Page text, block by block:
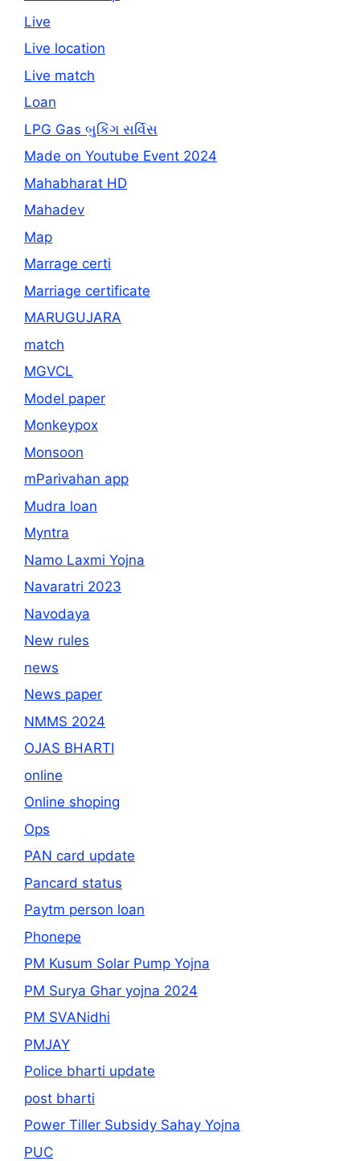
Live
Live location
Live match
Loan
LPG Gas બુકિંગ સર્વિસ
Made on Youtube Event 2024
Mahabharat HD
Mahadev
Map
Marrage certi
Marriage certificate
MARUGUJARA
match
MGVCL
Model paper
Monkeypox
Monsoon
mParivahan app
Mudra loan
Myntra
Namo Laxmi Yojna
Navaratri 2023
Navodaya
New rules
news
News paper
NMMS 2024
OJAS BHARTI
online
Online shoping
Ops
PAN card update
Pancard status
Paytm person loan
Phonepe
PM Kusum Solar Pump Yojna
PM Surya Ghar yojna 2024
PM SVANidhi
PMJAY
Police bharti update
post bharti
Power Tiller Subsidy Sahay Yojna
PUC